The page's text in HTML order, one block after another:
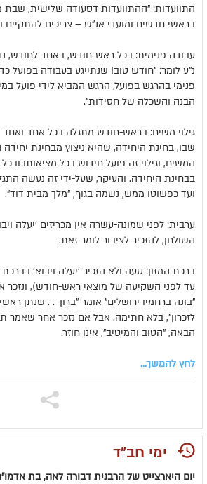
התוועדות: "ההתוועדות דסעודה שלישית, שבת
בראשי חדשים ומועדי אנ"ש – צריכים להתקיים
עבודה פנימית: בכל ראש-חודש, באחד לחודש,
נ"ע לומר: "חודש טוב! שנתייגע בעבודה בפועל
פנימי בהרגש בפועל, הרגש המביא לידי פועל
הבנה והשכלה של חסידות".
גילוי משיח: בראש-חודש מתגלה בכל אחד ואחד
שבו, בחינת היחידה, שהיא ניצוץ מבחינת
המשיח, וגילוי זה פועל חידוש בכל מציאותו ובכל
בבחינת היחידה. והעיקר, שעל-ידי זה נעשה
ועד כפשוטו ממש, נשמה בגוף, "מלך מבית דוד".
ערבית: לפני שמונה-עשרה אין מכריזים 'יעלה
השולחן, להזכיר לציבור לומר זאת.
ברכת המזון: טעה ולא הזכיר 'יעלה ויבוא'
עד לפני השקיעה של מוצאי ראש-חודש),
"בונה ברחמיו ירושלים" אומר "ברוך . . שנתן
לזכרון", בלא חתימה. אבל אם נזכר אחר שאמר
הבאה, "הטוב והמיטיב", אינו חוזר.
לחץ להמשך...
ימי חב"ד
יום היארצייט של הרבנית דבורה לאה, בת